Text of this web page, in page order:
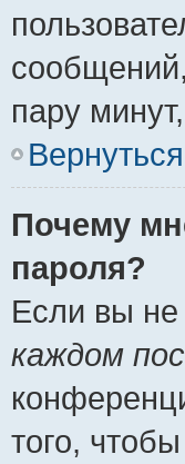
пару
Почему
пароля?
Если вы
каждом
того,